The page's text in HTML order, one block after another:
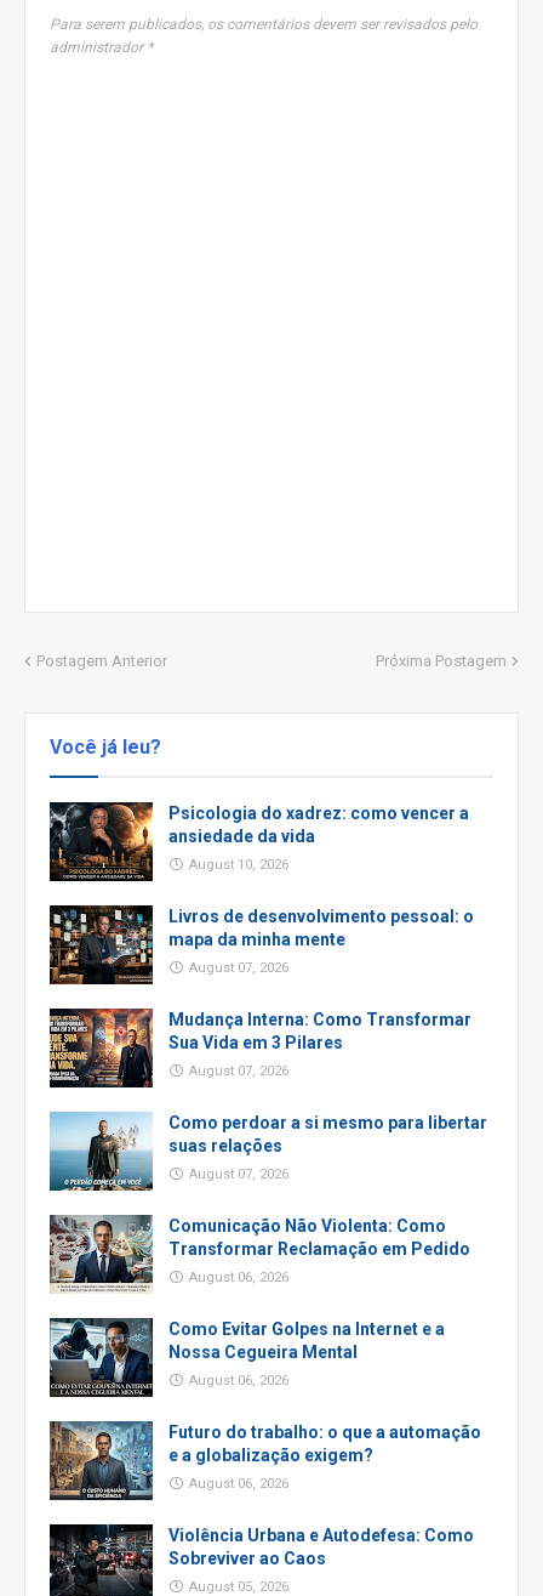
Para serem publicados, os comentários devem ser revisados pelo
administrador *
Postagem Anterior Próxima Postagem
Você já leu?
Psicologia do xadrez: como vencer a
ansiedade da vida
August 10, 2026
Livros de desenvolvimento pessoal: o
mapa da minha mente
August 07, 2026
Mudança Interna: Como Transformar
Sua Vida em 3 Pilares
August 07, 2026
Como perdoar a si mesmo para libertar
suas relações
August 07, 2026
Comunicação Não Violenta: Como
Transformar Reclamação em Pedido
August 06, 2026
Como Evitar Golpes na Internet e a
Nossa Cegueira Mental
August 06, 2026
Futuro do trabalho: o que a automação
e a globalização exigem?
August 06, 2026
Violência Urbana e Autodefesa: Como
Sobreviver ao Caos
August 05, 2026